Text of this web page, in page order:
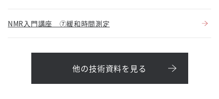
NMR入門講座 ⑦緩和時間測定
他の技術資料を見る